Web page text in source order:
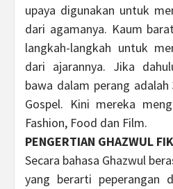
upaya digunakan untuk
dari agamanya. Kaum
langkah-langkah untuk
dari ajarannya. Jika
bawa dalam perang adalah
Gospel. Kini mereka
Fashion, Food dan Film.
PENGERTIAN GHAZWUL
Secara bahasa Ghazwul
yang berarti peperangan